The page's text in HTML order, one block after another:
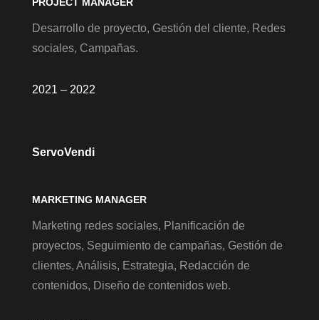
PROJECT MANAGER
Desarrollo de proyecto, Gestión del cliente, Redes
sociales, Campañas.
2021 – 2022
ServoVendi
MARKETING MANAGER
Marketing redes sociales, Planificación de
proyectos, Seguimiento de campañas, Gestión de
clientes, Análisis, Estrategia, Redacción de
contenidos, Diseño de contenidos web.